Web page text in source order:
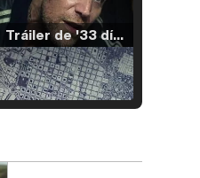
Tráiler de '33 días', la nueva serie de Atresplayer con Julián Villagrán y José Manuel Poga